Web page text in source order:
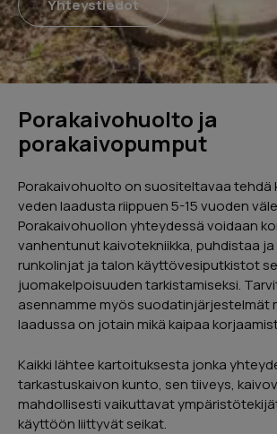
Yhteystiedot
Porakaivohuolto ja
porakaivopumput
Porakaivohuolto on suositeltavaa tehdä
veden laadusta riippuen 5-15 vuoden
Porakaivohuollon yhteydessä voidaan
vanhentunut kaivotekniikka, puhdistaa
runkolinjat ja talon käyttövesiputkistot
juomakelpoisuuden tarkistamiseksi.
asennamme myös suodatinjärjestelmät
laadussa on jotain mikä kaipaa
Kaikki lähtee kartoituksesta jonka
tarkastuskaivon kunto, sen tiiveys,
mahdollisesti vaikuttavat
käyttöön liittyvät seikat.
Lähetä
Hieno kokemus. Myyjä kertoi
tarvittavan. Sai hyvän
rahoitus hoidetaan ja miten
hakea kotitalousvähennystä.
huoltotyö hoidettiin ajallaan ja
ammattimaisesti.
04/2024
Page